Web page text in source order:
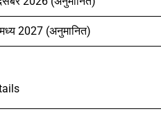
2027 (अनुमानित)